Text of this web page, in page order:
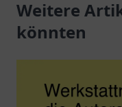
Weitere
könnten